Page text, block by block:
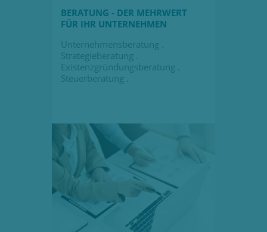
BERATUNG - DER MEHRWERT
FÜR IHR UNTERNEHMEN
Unternehmensberatung .
Strategieberatung .
Existenzgründungsberatung .
Steuerberatung .